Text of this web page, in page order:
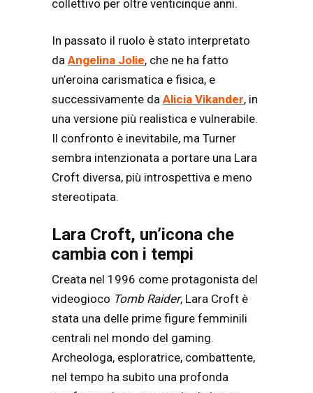
collettivo per oltre venticinque anni.
In passato il ruolo è stato interpretato
da Angelina Jolie, che ne ha fatto
un’eroina carismatica e fisica, e
successivamente da Alicia Vikander, in
una versione più realistica e vulnerabile.
Il confronto è inevitabile, ma Turner
sembra intenzionata a portare una Lara
Croft diversa, più introspettiva e meno
stereotipata.
Lara Croft, un’icona che
cambia con i tempi
Creata nel 1996 come protagonista del
videogioco Tomb Raider, Lara Croft è
stata una delle prime figure femminili
centrali nel mondo del gaming.
Archeologa, esploratrice, combattente,
nel tempo ha subito una profonda